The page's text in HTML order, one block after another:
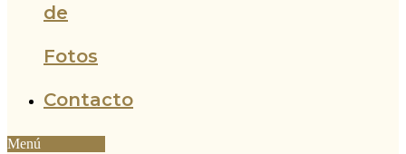
de
Fotos
Contacto
Menú